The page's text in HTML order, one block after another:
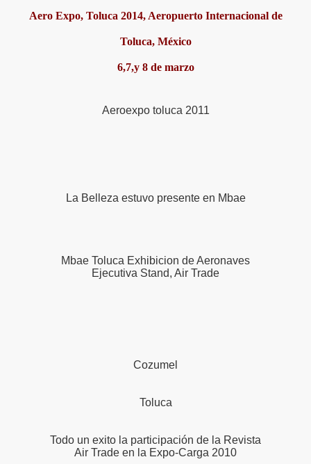
Aero Expo, Toluca 2014, Aeropuerto Internacional de
Toluca, México
6,7,y 8 de marzo
Aeroexpo toluca 2011
La Belleza estuvo presente en Mbae
Mbae Toluca Exhibicion de Aeronaves
Ejecutiva Stand, Air Trade
Cozumel
Toluca
Todo un exito la participación de la Revista
Air Trade en la Expo-Carga 2010